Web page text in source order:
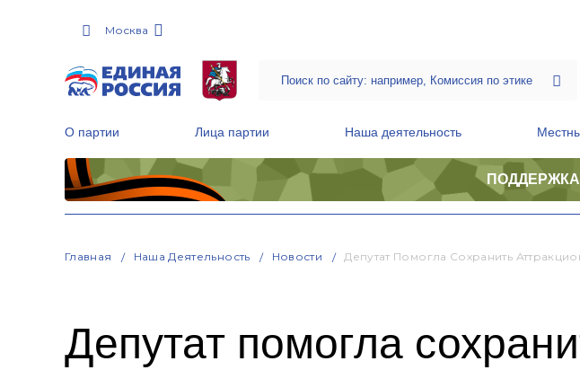
Москва
О партии Лица партии Наша деятельность
Главная Наша Деятельность Новости Депутат Помогла Сохранить
Депутат помогла